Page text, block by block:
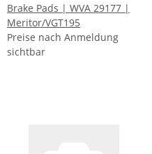
Brake Pads | WVA 29177 |
Meritor/VGT195
Preise nach Anmeldung
sichtbar